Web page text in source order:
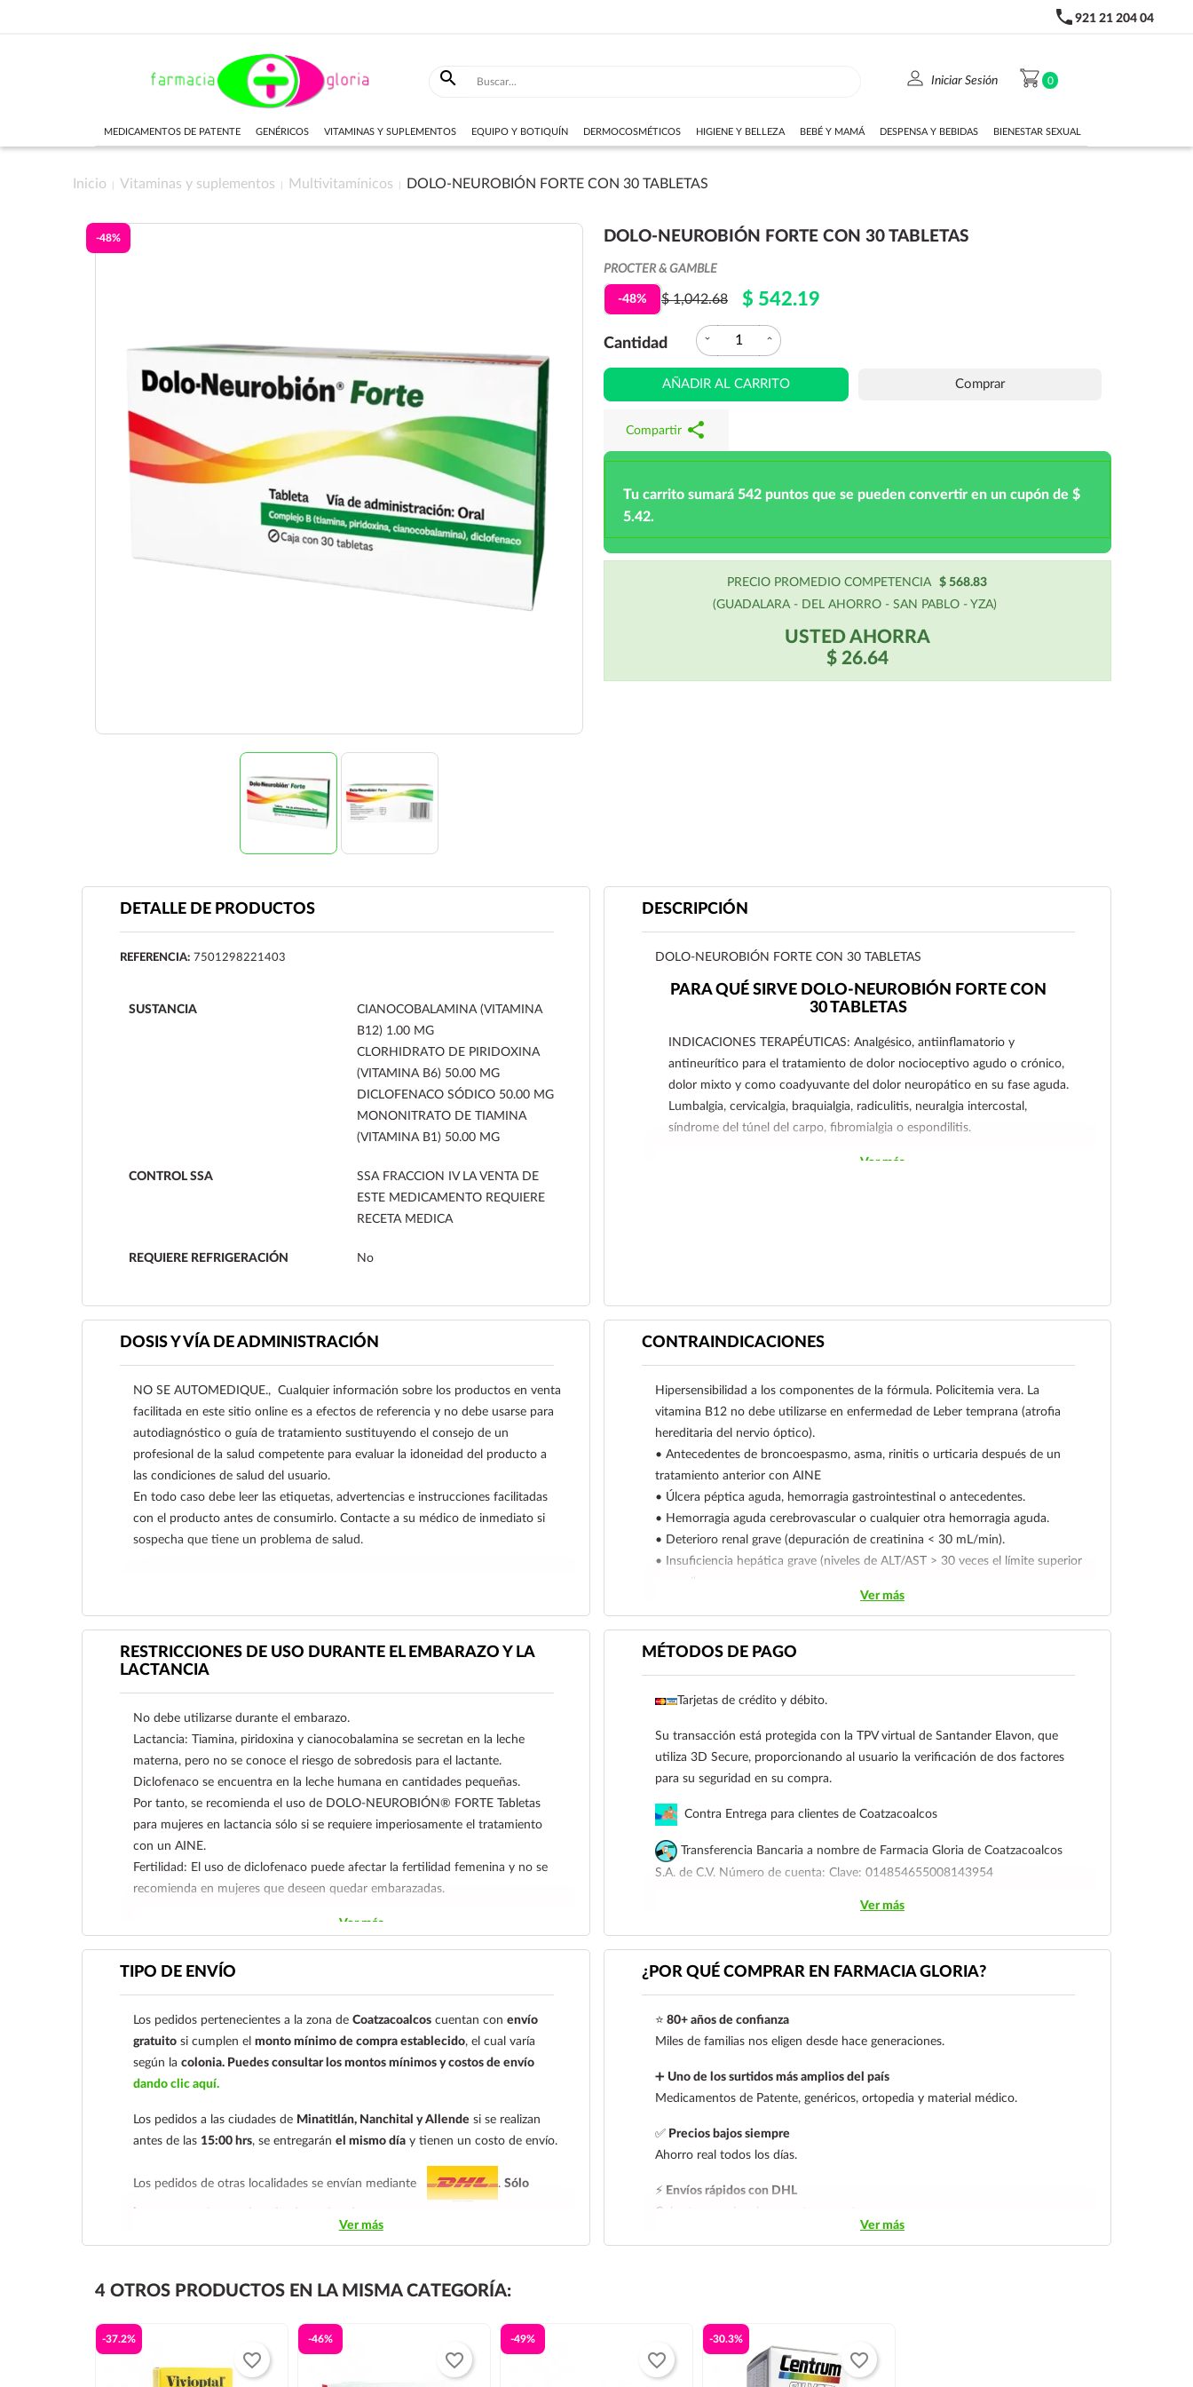
phone 921 21 204 04
 person Iniciar Sesión shopping_cart 0
MEDICAMENTOS DE PATENTE GENÉRICOS VITAMINAS Y SUPLEMENTOS EQUIPO Y BOTIQUÍN DERMOCOSMÉTICOS HIGIENE Y BELLEZA BEBÉ Y MAMÁ DESPENSA Y BEBIDAS BIENESTAR SEXUAL
Inicio Vitaminas y suplementos Multivitamínicos DOLO-NEUROBIÓN FORTE CON 30 TABLETAS
-48% DOLO-NEUROBIÓN FORTE CON 30 TABLETAS
PROCTER & GAMBLE
-48% $ 1,042.68 $ 542.19
Cantidad expand_more expand_less
AÑADIR AL CARRITO Comprar
Compartir share
Tu carrito sumará 542 puntos que se pueden convertir en un cupón de $
5.42.
PRECIO PROMEDIO COMPETENCIA
$ 568.83
(GUADALARA - DEL AHORRO - SAN PABLO - YZA)
USTED AHORRA
$ 26.64
DETALLE DE PRODUCTOS
REFERENCIA: 7501298221403
SUSTANCIA
CIANOCOBALAMINA (VITAMINA
B12) 1.00 MG
CLORHIDRATO DE PIRIDOXINA
(VITAMINA B6) 50.00 MG
DICLOFENACO SÓDICO 50.00 MG
MONONITRATO DE TIAMINA
(VITAMINA B1) 50.00 MG
CONTROL SSA
SSA FRACCION IV LA VENTA DE
ESTE MEDICAMENTO REQUIERE
RECETA MEDICA
REQUIERE REFRIGERACIÓN No
DESCRIPCIÓN
DOLO-NEUROBIÓN FORTE CON 30 TABLETAS
PARA QUÉ SIRVE DOLO-NEUROBIÓN FORTE CON
30 TABLETAS
INDICACIONES TERAPÉUTICAS: Analgésico, antiinflamatorio y
antineurítico para el tratamiento de dolor nocioceptivo agudo o crónico,
dolor mixto y como coadyuvante del dolor neuropático en su fase aguda.
Lumbalgia, cervicalgia, braquialgia, radiculitis, neuralgia intercostal,
síndrome del túnel del carpo, fibromialgia o espondilitis.
Ver más
DOSIS Y VÍA DE ADMINISTRACIÓN
NO SE AUTOMEDIQUE., Cualquier información sobre los productos en venta
facilitada en este sitio online es a efectos de referencia y no debe usarse para
autodiagnóstico o guía de tratamiento sustituyendo el consejo de un
profesional de la salud competente para evaluar la idoneidad del producto a
las condiciones de salud del usuario.
En todo caso debe leer las etiquetas, advertencias e instrucciones facilitadas
con el producto antes de consumirlo. Contacte a su médico de inmediato si
sospecha que tiene un problema de salud.
CONTRAINDICACIONES
Hipersensibilidad a los componentes de la fórmula. Policitemia vera. La
vitamina B12 no debe utilizarse en enfermedad de Leber temprana (atrofia
hereditaria del nervio óptico).
• Antecedentes de broncoespasmo, asma, rinitis o urticaria después de un
tratamiento anterior con AINE
• Úlcera péptica aguda, hemorragia gastrointestinal o antecedentes.
• Hemorragia aguda cerebrovascular o cualquier otra hemorragia aguda.
• Deterioro renal grave (depuración de creatinina < 30 mL/min).
• Insuficiencia hepática grave (niveles de ALT/AST > 30 veces el límite superior
normal).
• Insuficiencia cardiaca congestiva establecida (NYHA clase II-IV), Enfermedad
cardiovascular grave.
Reporte las sospechas de reacción adversa al correo:
farmacovigilancia@cofepris.gob.mx
Ver más
RESTRICCIONES DE USO DURANTE EL EMBARAZO Y LA
LACTANCIA
No debe utilizarse durante el embarazo.
Lactancia: Tiamina, piridoxina y cianocobalamina se secretan en la leche
materna, pero no se conoce el riesgo de sobredosis para el lactante.
Diclofenaco se encuentra en la leche humana en cantidades pequeñas.
Por tanto, se recomienda el uso de DOLO-NEUROBIÓN® FORTE Tabletas
para mujeres en lactancia sólo si se requiere imperiosamente el tratamiento
con un AINE.
Fertilidad: El uso de diclofenaco puede afectar la fertilidad femenina y no se
recomienda en mujeres que deseen quedar embarazadas.
Ver más
MÉTODOS DE PAGO
Tarjetas de crédito y débito.
Su transacción está protegida con la TPV virtual de Santander Elavon, que
utiliza 3D Secure, proporcionando al usuario la verificación de dos factores
para su seguridad en su compra.
Contra Entrega para clientes de Coatzacoalcos
Transferencia Bancaria a nombre de Farmacia Gloria de Coatzacoalcos
S.A. de C.V. Número de cuenta: Clave: 014854655008143954
Para esta forma de pago el cliente deberá enviar su comprobante de pago a al
921 261 8491
Ver más
TIPO DE ENVÍO
Los pedidos pertenecientes a la zona deCoatzacoalcos cuentan conenvío
gratuito si cumplen elmonto mínimo de compra establecido, el cual varía
según lacolonia. Puedes consultar los montos mínimos y costos de envío
dando clic aquí.
Los pedidos a las ciudades de Minatitlán, Nanchital y Allende si se realizan
antes de las 15:00 hrs, se entregaránel mismo día y tienen un costo de envío.
Los pedidos de otras localidades se envían mediante .Sólo
Tenemos dos tarifas dependiendo del tiempo de entrega:tarifa nacional al día
deben realizarseantes de las 14:00 hrs.El tiempo de entrega de la tarifa
En los
productos refrigerados siempre se debe seleccionar la tarifa nacional
día siguiente, ya que son productos de cadena de frío. Todos los productos se
Ver más
¿POR QUÉ COMPRAR EN FARMACIA GLORIA?
⭐ 80+ años de confianza
Miles de familias nos eligen desde hace generaciones.
➕ Uno de los surtidos más amplios del país
Medicamentos de Patente, genéricos, ortopedia y material médico.
✅Precios bajos siempre
Ahorro real todos los días.
⚡ Envíos rápidos con DHL
Cobertura nacional con rastreo y entrega segura.
Ver más
4 OTROS PRODUCTOS EN LA MISMA CATEGORÍA:
-37.2%
favorite_border
-46%
favorite_border
-49%
favorite_border
-30.3%
favorite_border